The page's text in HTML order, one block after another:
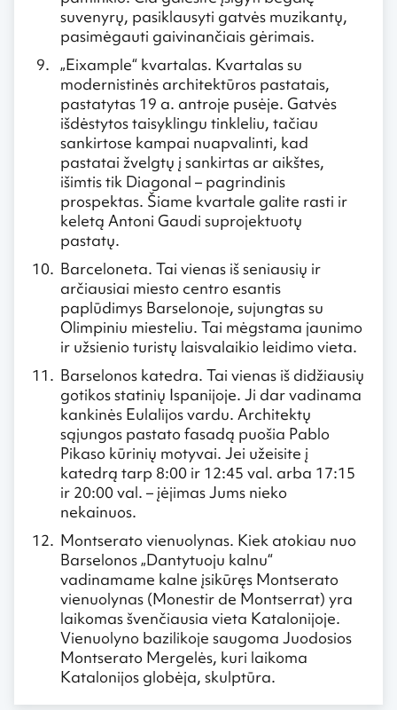
suvenyrų, pasiklausyti gatvės muzikantų,
pasimėgauti gaivinančiais gėrimais.
„Eixample“ kvartalas. Kvartalas su
modernistinės architektūros pastatais,
pastatytas 19 a. antroje pusėje. Gatvės
išdėstytos taisyklingu tinkleliu, tačiau
sankirtose kampai nuapvalinti, kad
pastatai žvelgtų į sankirtas ar aikštes,
išimtis tik Diagonal – pagrindinis
prospektas. Šiame kvartale galite rasti ir
keletą Antoni Gaudi suprojektuotų
pastatų.
Barceloneta. Tai vienas iš seniausių ir
arčiausiai miesto centro esantis
paplūdimys Barselonoje, sujungtas su
Olimpiniu miesteliu. Tai mėgstama jaunimo
ir užsienio turistų laisvalaikio leidimo vieta.
Barselonos katedra. Tai vienas iš didžiausių
gotikos statinių Ispanijoje. Ji dar vadinama
kankinės Eulalijos vardu. Architektų
sąjungos pastato fasadą puošia Pablo
Pikaso kūrinių motyvai. Jei užeisite į
katedrą tarp 8:00 ir 12:45 val. arba 17:15
ir 20:00 val. – įėjimas Jums nieko
nekainuos.
Montserato vienuolynas. Kiek atokiau nuo
Barselonos „Dantytuoju kalnu“
vadinamame kalne įsikūręs Montserato
vienuolynas (Monestir de Montserrat) yra
laikomas švenčiausia vieta Katalonijoje.
Vienuolyno bazilikoje saugoma Juodosios
Montserato Mergelės, kuri laikoma
Katalonijos globėja, skulptūra.